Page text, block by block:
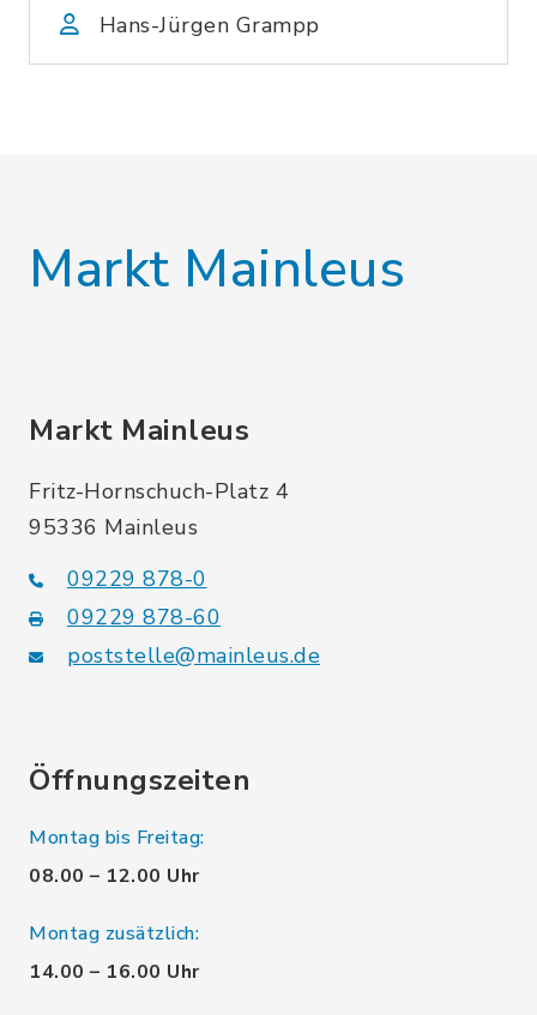
Hans-Jürgen Grampp
Markt Mainleus
Markt Mainleus
Fritz-Hornschuch-Platz 4
95336 Mainleus
09229 878-0
09229 878-60
poststelle@mainleus.de
Öffnungszeiten
Montag bis Freitag:
08.00 – 12.00 Uhr
Montag zusätzlich:
14.00 – 16.00 Uhr